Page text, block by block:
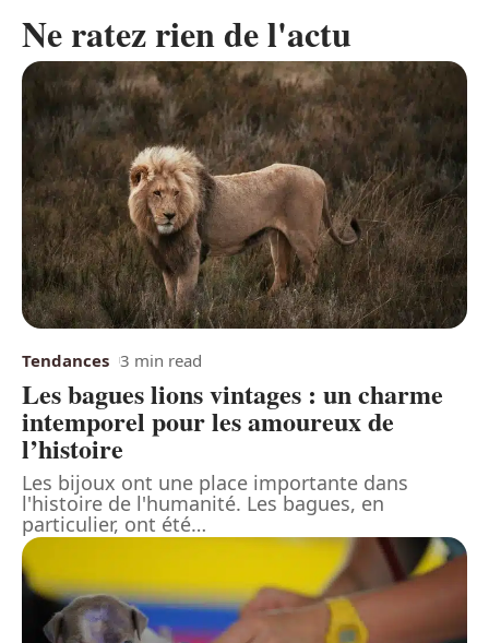
Ne ratez rien de l'actu
Tendances 3 min read
Les bagues lions vintages : un charme
intemporel pour les amoureux de
l’histoire
Les bijoux ont une place importante dans
l'histoire de l'humanité. Les bagues, en
particulier, ont été…